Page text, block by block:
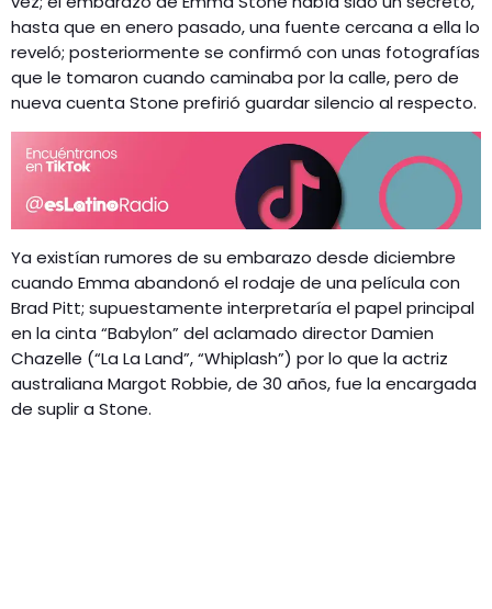
hasta que en enero pasado, una fuente cercana a ella lo
reveló; posteriormente se confirmó con unas fotografías
que le tomaron cuando caminaba por la calle, pero de
nueva cuenta Stone prefirió guardar silencio al respecto.
Ya existían rumores de su embarazo desde diciembre
cuando Emma abandonó el rodaje de una película con
Brad Pitt; supuestamente interpretaría el papel principal
en la cinta “Babylon” del aclamado director Damien
Chazelle (“La La Land”, “Whiplash”) por lo que la actriz
australiana Margot Robbie, de 30 años, fue la encargada
de suplir a Stone.